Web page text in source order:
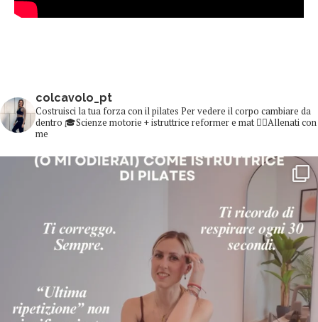
colcavolo_pt
Costruisci la tua forza con il pilates Per vedere il corpo cambiare da
dentro 🎓Scienze motorie + istruttrice reformer e mat 👇🏻Allenati con
me